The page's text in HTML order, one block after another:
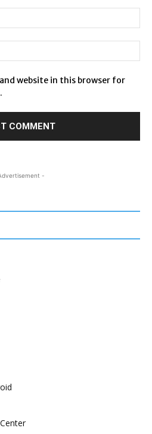
website in this browser for
-